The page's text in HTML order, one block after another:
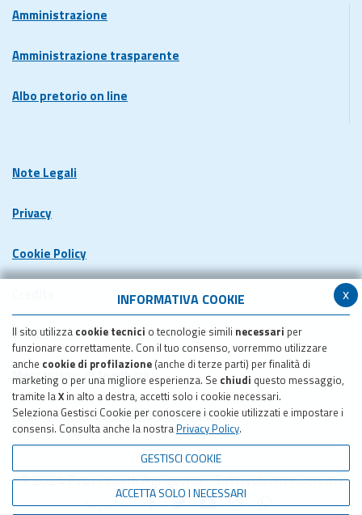
x
INFORMATIVA COOKIE
Il sito utilizza cookie tecnici o tecnologie simili necessari per
funzionare correttamente. Con il tuo consenso, vorremmo utilizzare
anche cookie di profilazione (anche di terze parti) per finalità di
marketing o per una migliore esperienza. Se chiudi questo messaggio,
tramite laX in alto a destra, accetti solo i cookie necessari.
Seleziona Gestisci Cookie per conoscere i cookie utilizzati e impostare i
consensi. Consulta anche la nostra Privacy Policy.
GESTISCI COOKIE
ACCETTA SOLO I NECESSARI
Amministrazione
Amministrazione trasparente
Albo pretorio on line
Note Legali
Privacy
Cookie Policy
Dichiarazione di accessibilita'
Meccanismo di feedback
Pubblicazione obiettivi di accessibilita'
© 2024 Provincia di Agrigento - Tutti i diritti riservati
Seguici su: